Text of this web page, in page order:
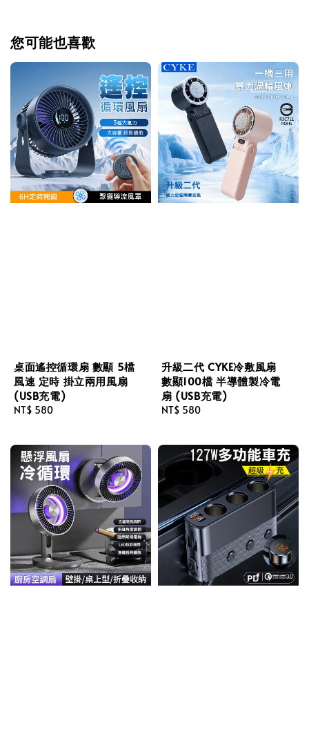
您可能也喜歡
桌面遙控循環扇 數顯 5檔
風速 定時 掛立兩用風扇
(USB充電)
Regular
NT$ 580
升級二代 CYKE冷敷風扇
數顯100檔 半導體製冷電
扇 (USB充電)
Regular
NT$ 580